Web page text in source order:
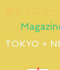
TOKYO +